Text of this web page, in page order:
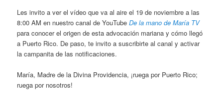
Les invito a ver el vídeo que va al aire el 19 de noviembre a las
8:00 AM en nuestro canal de YouTubeDe la mano de María TV
para conocer el origen de esta advocación mariana y cómo llegó
a Puerto Rico. De paso, te invito a suscribirte al canal y activar
la campanita de las notificaciones.
María, Madre de la Divina Providencia, ¡ruega por Puerto Rico;
ruega por nosotros!